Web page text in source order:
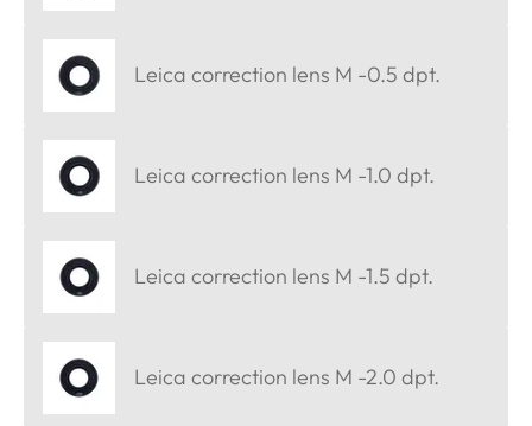
Leica correction lens M -0.5 dpt.
Leica correction lens M -1.0 dpt.
Leica correction lens M -1.5 dpt.
Leica correction lens M -2.0 dpt.